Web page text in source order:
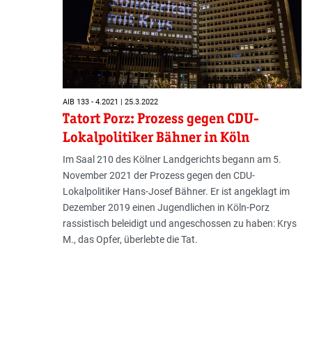
AIB 133 - 4.2021 | 25.3.2022
Tatort Porz: Prozess gegen CDU-
Lokalpolitiker Bähner in Köln
Im Saal 210 des Kölner Landgerichts begann am 5.
November 2021 der Prozess gegen den CDU-
Lokalpolitiker Hans-Josef Bähner. Er ist angeklagt im
Dezember 2019 einen Jugendlichen in Köln-Porz
rassistisch beleidigt und angeschossen zu haben: Krys
M., das Opfer, überlebte die Tat.